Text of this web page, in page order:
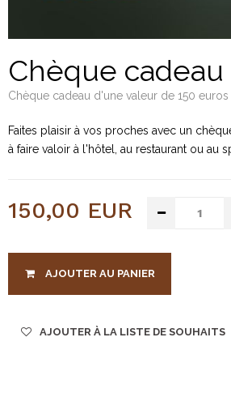
Chèque
Chèque cadeau d'une valeur de 150 euros
Faites plaisir à vos proches avec un
à faire valoir à l'hôtel, au restaurant ou au
150,00 EUR
AJOUTER AU PANIER
AJOUTER À LA LISTE DE SOUHAITS